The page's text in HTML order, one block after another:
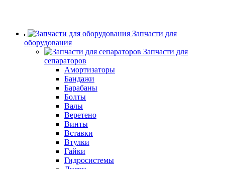
Запчасти для
оборудования
Запчасти для
сепараторов
Амортизаторы
Бандажи
Барабаны
Болты
Валы
Веретено
Винты
Вставки
Втулки
Гайки
Гидросистемы